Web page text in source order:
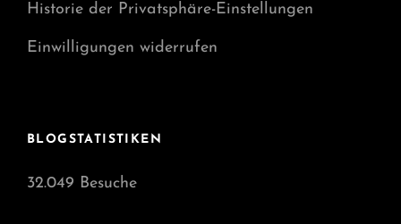
Historie der Privatsphäre-Einstellungen
Einwilligungen widerrufen
BLOGSTATISTIKEN
32.049 Besuche